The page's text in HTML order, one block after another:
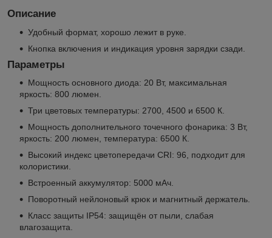
Описание
Удобный формат, хорошо лежит в руке.
Кнопка включения и индикация уровня зарядки сзади.
Параметры
Мощность основного диода: 20 Вт, максимальная
яркость: 800 люмен.
Три цветовых температуры: 2700, 4500 и 6500 К.
Мощность дополнительного точечного фонарика: 3 Вт,
яркость: 200 люмен, температура: 6500 К.
Высокий индекс цветопередачи CRI: 96, подходит для
колористики.
Встроенный аккумулятор: 5000 мАч.
Поворотный нейлоновый крюк и магнитный держатель.
Класс защиты IP54: защищён от пыли, слабая
влагозащита.